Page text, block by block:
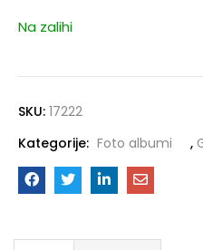
Na zalihi
SKU: 17222
Kategorije: Foto albumi ,